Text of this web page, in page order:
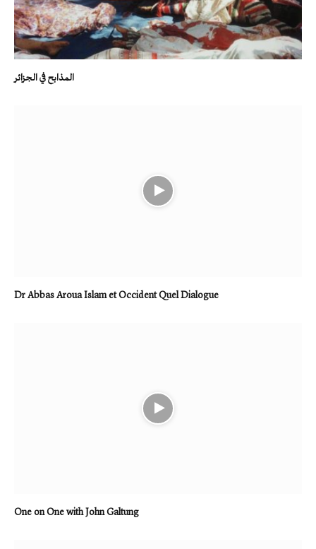
المذابح في الجزائر
Dr Abbas Aroua Islam et Occident Quel Dialogue
One on One with John Galtung